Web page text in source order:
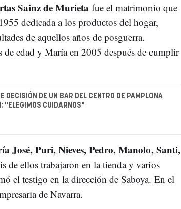
Sainz de Murieta fue el matrimonio que
dedicada a los productos del hogar,
de aquellos años de posguerra.
edad y María en 2005 después de cumplir
DECISIÓN DE UN BAR DEL CENTRO DE PAMPLONA
"ELEGIMOS CUIDARNOS"
José, Puri, Nieves, Pedro, Manolo, Santi,
de ellos trabajaron en la tienda y varios
el testigo en la dirección de Saboya. En el
de Navarra.